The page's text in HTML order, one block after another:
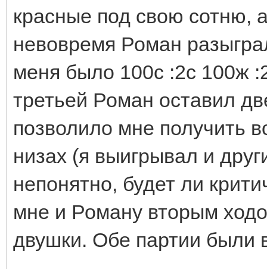
красные под свою сотню,
невовремя Роман
меня было 100с :2с 100ж
третьей Роман оставил
позволило мне получить
низах (я выигрывал и
непонятно, будет ли
мне и Роману вторым
двушки. Обе партии были